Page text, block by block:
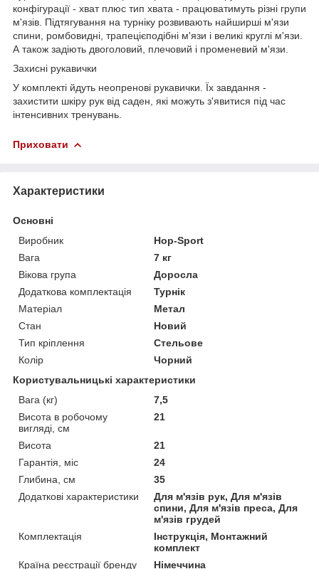
конфігурації - хват плюс тип хвата - працюватимуть різні групи
м'язів. Підтягування на турніку розвивають найширші м'язи
спини, ромбовидні, трапецієподібні м'язи і великі круглі м'язи.
А також задіють двоголовий, плечовий і променевий м'язи.
Захисні рукавички
У комплекті йдуть неопренові рукавички. Їх завдання -
захистити шкіру рук від саден, які можуть з'явитися під час
інтенсивних тренувань.
Приховати
Характеристики
Основні
Виробник
Hop-Sport
Вага
7 кг
Вікова група
Доросла
Додаткова комплектація
Турнік
Матеріал
Метал
Стан
Новий
Тип кріплення
Стельове
Колір
Чорний
Користувальницькі характеристики
Вага (кг)
7,5
Висота в робочому
вигляді, см
21
Висота
21
Гарантія, міс
24
Глибина, см
35
Додаткові характеристики
Для м'язів рук, Для м'язів
спини, Для м'язів преса, Для
м'язів грудей
Комплектація
Інструкція, Монтажний
комплект
Країна реєстрації бренду
Німеччина